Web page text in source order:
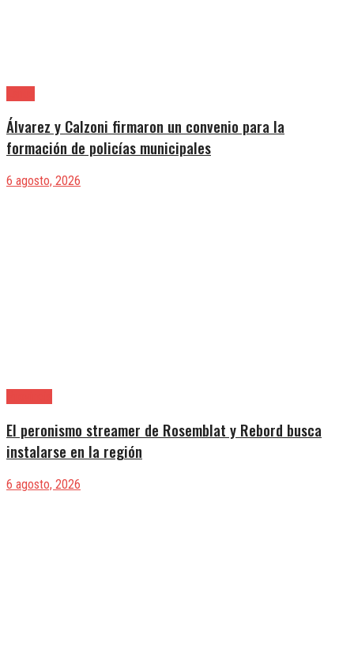
Álvarez y Calzoni firmaron un convenio para la
formación de policías municipales
6 agosto, 2026
El peronismo streamer de Rosemblat y Rebord busca
instalarse en la región
6 agosto, 2026